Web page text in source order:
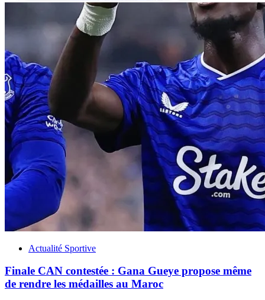
Actualité Sportive
Finale CAN contestée : Gana Gueye propose même
de rendre les médailles au Maroc